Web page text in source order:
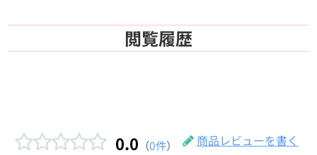
閲覧履歴
0.0 （0件）
商品レビューを書く